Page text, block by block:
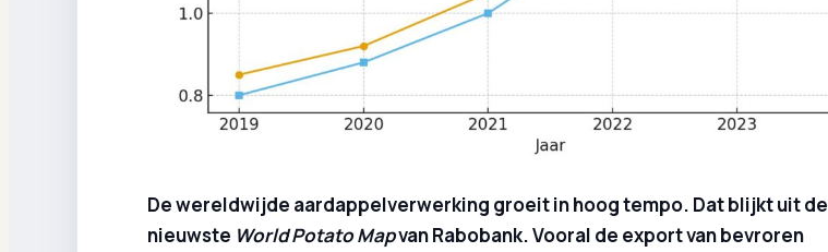
De wereldwijde aardappelverwerking groeit in hoog tempo. Dat blijkt uit de
nieuwste World Potato Mapvan Rabobank. Vooral de export van bevroren